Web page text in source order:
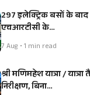
297 इलेक्ट्रिक बसों के
एचआरटीसी के…
7 Aug • 1 min read
श्री मणिमहेश यात्रा /
निरीक्षण, बिना…